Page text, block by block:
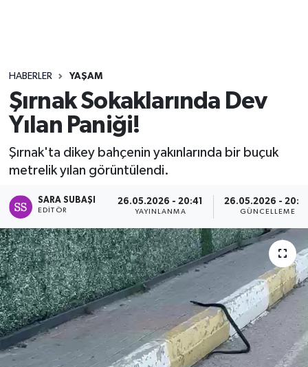
HABERLER YAŞAM
Şırnak Sokaklarında Dev
Yılan Paniği!
Şırnak'ta dikey bahçenin yakınlarında bir buçuk
metrelik yılan görüntülendi.
SARA SUBAŞI
EDITÖR
26.05.2026 - 20:41
YAYINLANMA
26.05.2026 -
GÜNCELLEME
Yaşam